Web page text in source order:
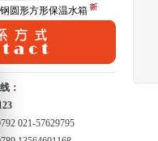
圆形方形保温水箱
：
021-57629795